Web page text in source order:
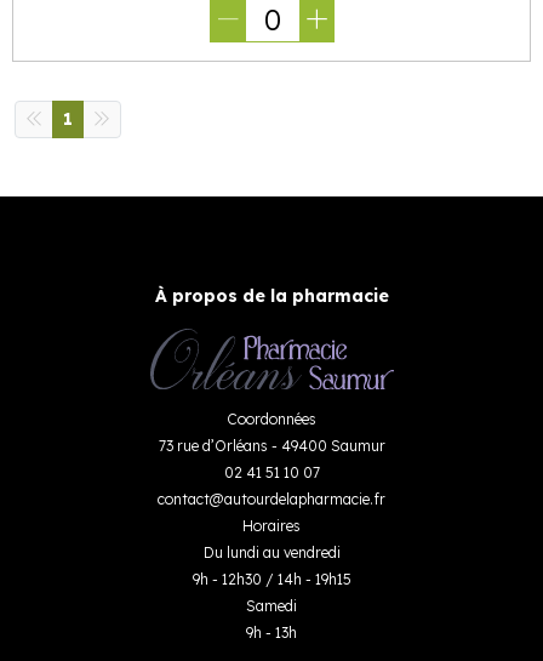
0
1
À propos de la pharmacie
Coordonnées
73 rue d’Orléans - 49400 Saumur
02 41 51 10 07
contact@autourdelapharmacie.fr
Horaires
Du lundi au vendredi
9h - 12h30 / 14h - 19h15
Samedi
9h - 13h